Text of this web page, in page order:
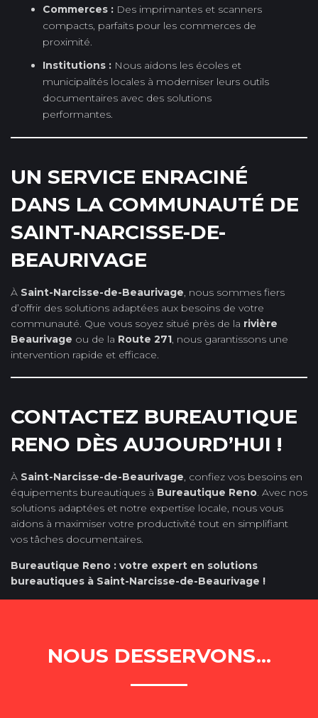
Commerces : Des imprimantes et scanners
compacts, parfaits pour les commerces de
proximité.
Institutions : Nous aidons les écoles et
municipalités locales à moderniser leurs outils
documentaires avec des solutions
performantes.
UN SERVICE ENRACINÉ
DANS LA COMMUNAUTÉ DE
SAINT-NARCISSE-DE-
BEAURIVAGE
À Saint-Narcisse-de-Beaurivage, nous sommes fiers
d’offrir des solutions adaptées aux besoins de votre
communauté. Que vous soyez situé près de la rivière
Beaurivage ou de la Route 271, nous garantissons une
intervention rapide et efficace.
CONTACTEZ BUREAUTIQUE
RENO DÈS AUJOURD’HUI !
À Saint-Narcisse-de-Beaurivage, confiez vos besoins en
équipements bureautiques à Bureautique Reno. Avec nos
solutions adaptées et notre expertise locale, nous vous
aidons à maximiser votre productivité tout en simplifiant
vos tâches documentaires.
Bureautique Reno : votre expert en solutions
bureautiques à Saint-Narcisse-de-Beaurivage !
NOUS DESSERVONS...